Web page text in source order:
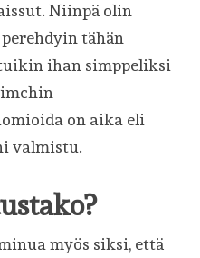
Niinpä olin
tähän
ihan simppeliksi
on aika eli
valmistu.
myös siksi, että